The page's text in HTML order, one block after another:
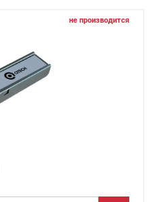
не производится